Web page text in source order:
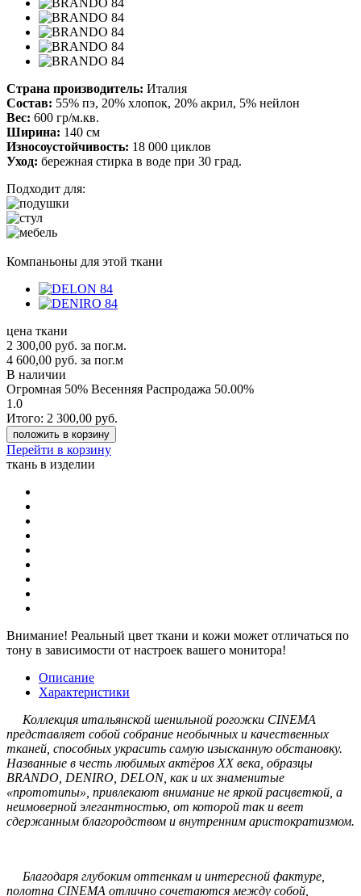
Страна производитель: Италия
Состав: 55% пэ, 20% хлопок, 20% акрил, 5% нейлон
Вес: 600 гр/м.кв.
Ширина: 140 см
Износоустойчивость: 18 000 циклов
Уход: бережная стирка в воде при 30 град.
Подходит для:
Компаньоны для этой ткани
цена ткани
2 300,00 руб. за пог.м.
4 600,00 руб. за пог.м
В наличии
Огромная 50% Весенняя Распродажа 50.00%
1.0
Итого: 2 300,00 руб.
положить в корзину
Перейти в корзину
ткань в изделии
Внимание! Реальный цвет ткани и кожи может отличаться по
тону в зависимости от настроек вашего монитора!
Описание
Характеристики
Коллекция итальянской шенильной рогожки CINEMA
представляет собой собрание необычных и качественных
тканей, способных украсить самую изысканную обстановку.
Названные в честь любимых актёров ХХ века, образцы
BRANDO, DENIRO, DELON, как и их знаменитые
«прототипы», привлекают внимание не яркой расцветкой, а
неимоверной элегантностью, от которой так и веет
сдержанным благородством и внутренним аристократизмом.
Благодаря глубоким оттенкам и интересной фактуре,
полотна CINEMA отлично сочетаются между собой,